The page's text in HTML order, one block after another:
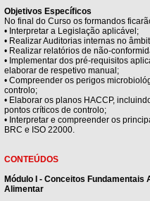
Objetivos Específicos
No final do Curso os formandos
• Interpretar a Legislação aplicável;
• Realizar Auditorias internas no
• Realizar relatórios de não-
• Implementar dos pré-requisitos
elaborar de respetivo manual;
• Compreender os perigos
controlo;
• Elaborar os planos HACCP,
pontos críticos de controlo;
• Interpretar e compreender os
BRC e ISO 22000.
CONTEÚDOS
Módulo I - Conceitos Fundamentais
Alimentar